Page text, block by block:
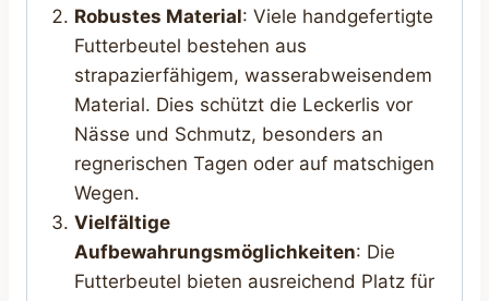
Robustes Material: Viele handgefertigte
Futterbeutel bestehen aus
strapazierfähigem, wasserabweisendem
Material. Dies schützt die Leckerlis vor
Nässe und Schmutz, besonders an
regnerischen Tagen oder auf matschigen
Wegen.
Vielfältige
Aufbewahrungsmöglichkeiten: Die
Futterbeutel bieten ausreichend Platz für